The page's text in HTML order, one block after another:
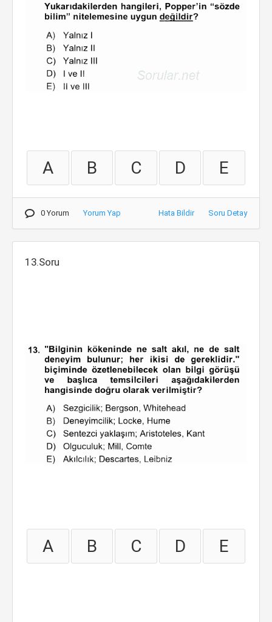
A B C D E
0 Yorum Yorum Yap Hata Bildir Soru Detay
13.Soru
A B C D E